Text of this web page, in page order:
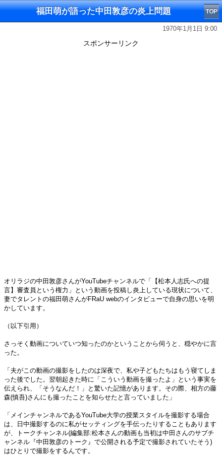
福田萌が語った中田敦彦の炎上問題 TOP
1970年1月1日 9:00
スポンサーリンク
オリラジの中田敦彦さんがYouTubeチャンネルで「【松本人志氏への提
言】審査員という権力」という動画を投稿し炎上している現状について、
妻でタレントの福田萌さんがFRaU webのインタビューで自身の思いを明
かしています。
（以下引用）
さっそく動画についていつ知ったのかということから伺うと、穏やかに言
った。
「夫がこの動画の撮影をしたのは深夜で、私や子どもたちはもう寝てしま
った後でした。翌朝起きた時に「こういう動画を撮ったよ」という事実を
伝えられ、「そうなんだ！」と驚いた記憶があります。その際、相方の藤
森(慎吾)さんにも撮ったことを知らせたと言っていました」
「メインチャンネルであるYouTube大学の授業スタイルを撮影する場合
は、日中撮影するのに私がセッティングを手伝ったりすることもあります
が、トークチャンネル(編集部:松本さんの動画も当初は中田さんのサブチ
ャンネル『中田敦彦のトーク』で公開される予定で撮影されていたそう)
はひとりで撮影をするんです。